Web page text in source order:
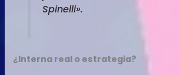
Spinelli».
¿Interna real o estrategia?